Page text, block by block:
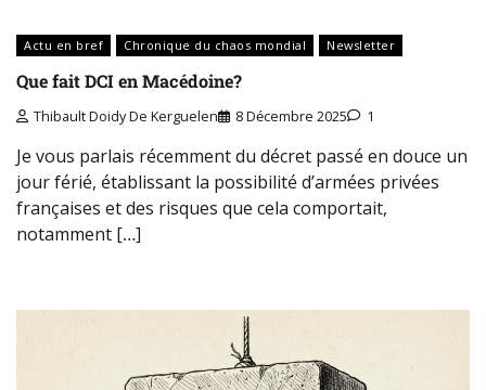
Actu en bref Chronique du chaos mondial Newsletter
Que fait DCI en Macédoine?
Thibault Doidy De Kerguelen 8 Décembre 2025 1
Je vous parlais récemment du décret passé en douce un
jour férié, établissant la possibilité d’armées privées
françaises et des risques que cela comportait,
notamment […]